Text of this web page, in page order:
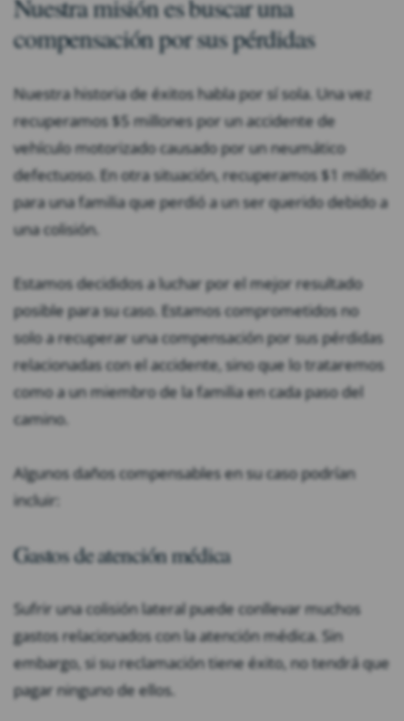
compensación por sus pérdidas
Nuestra historia de éxitos habla por sí sola. Una vez
recuperamos $5 millones por un accidente de
vehículo motorizado causado por un neumático
defectuoso. En otra situación, recuperamos $1 millón
para una familia que perdió a un ser querido debido a
una colisión.
Estamos decididos a luchar por el mejor resultado
posible para su caso. Estamos comprometidos no
solo a recuperar una compensación por sus pérdidas
relacionadas con el accidente, sino que lo trataremos
como a un miembro de la familia en cada paso del
camino.
Algunos daños compensables en su caso podrían
incluir:
Gastos de atención médica
Sufrir una colisión lateral puede conllevar muchos
gastos relacionados con la atención médica. Sin
embargo, si su reclamación tiene éxito, no tendrá que
pagar ninguno de ellos.